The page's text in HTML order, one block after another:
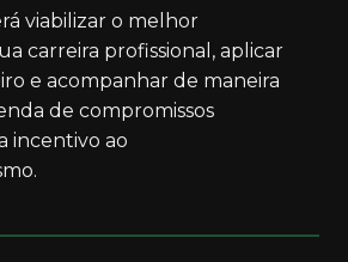
viabilizar o melhor
carreira profissional, aplicar
e acompanhar de maneira
de compromissos
incentivo ao